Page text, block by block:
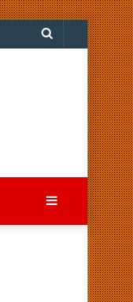
Search
Sidebar